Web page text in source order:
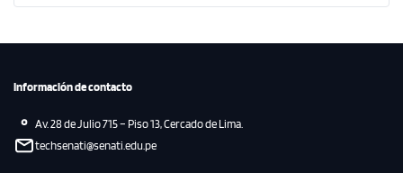
Información de contacto
Av. 28 de Julio 715 – Piso 13, Cercado de Lima.
techsenati@senati.edu.pe